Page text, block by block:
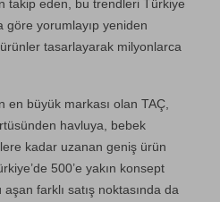
takip eden, bu trendleri Türkiye
göre yorumlayıp yeniden
tasarlayarak milyonlarca
en büyük markası olan TAÇ,
havluya, bebek
kadar uzanan geniş ürün
500’e yakın konsept
farklı satış noktasında da